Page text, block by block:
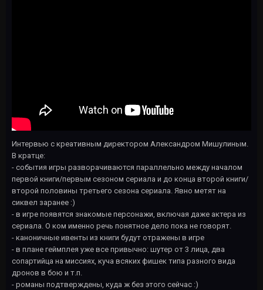
Интервью с креативным директором Александром Мишулиным.
В кратце:
- события игры разворачиваются параллельно между началом
первой книги/первым сезоном сериала и до конца второй книги/
второй половины третьего сезона сериала. Явно метят на
сиквел заранее :)
- в игре появятся знакомые персонажи, включая даже актера из
сериала. О ком именно речь понятное дело пока не говорят.
- каноничные ивенты из книги будут отражены в игре
- в плане геймплея уже все привычно: шутер от 3 лица, два
сопартийца на миссиях, куча всяких фишек типа разного вида
дронов в бою и т.п.
- романы подтверждены, куда ж без этого сейчас :)